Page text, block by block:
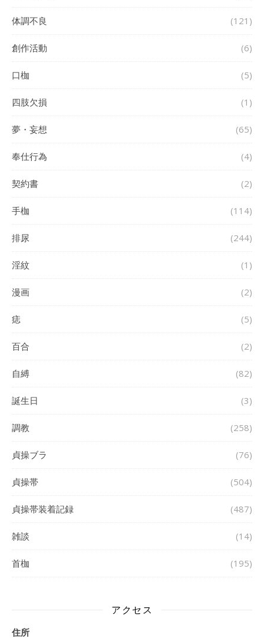
体調不良 (121)
創作活動 (6)
口枷 (5)
四肢欠損 (1)
夢・妄想 (65)
奉仕行為 (4)
契約書 (2)
手枷 (114)
排尿 (244)
淫紋 (1)
漫画 (2)
痣 (5)
百合 (2)
自縛 (82)
誕生日 (3)
調教 (258)
貞操ブラ (76)
貞操帯 (504)
貞操帯装着記録 (487)
雑談 (14)
首枷 (195)
アクセス
住所